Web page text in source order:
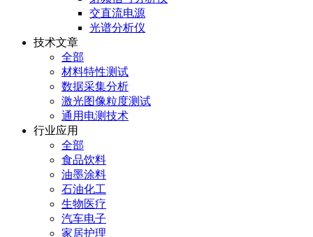
交直流电源
光谱分析仪
技术文章
全部
材料特性测试
数据采集分析
激光图像粒度测试
通用电测技术
行业应用
全部
食品饮料
油墨涂料
石油化工
生物医疗
汽车电子
家居护理